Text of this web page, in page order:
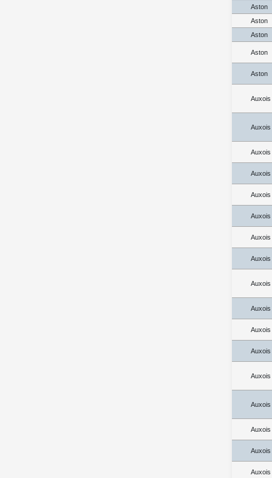
Aston
Aston
Aston
Aston
Aston
Auxois
Auxois
Auxois
Auxois
Auxois
Auxois
Auxois
Auxois
Auxois
Auxois
Auxois
Auxois
Auxois
Auxois
Auxois
Auxois
Auxois